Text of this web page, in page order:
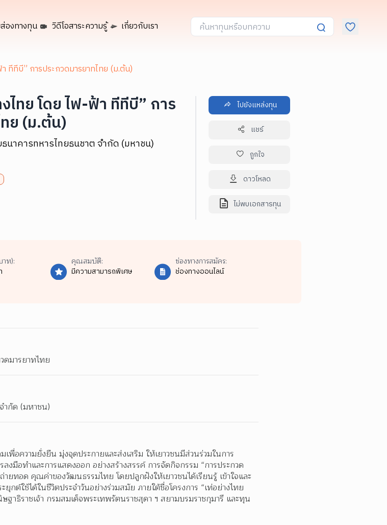
องทางทุน วิดีโอสาระความรู้ เกี่ยวกับเรา
า ทีทีบี” การประกวดมารยาทไทย (ม.ต้น)
ไทย โดย ไฟ-ฟ้า ทีทีบี” การ
ย (ม.ต้น)
นาคารทหารไทยธนชาต จำกัด (มหาชน)
ไปยังแหล่งทุน
แชร์
ถูกใจ
ดาวโหลด
ไม่พบเอกสารทุน
ท):
คุณสมบัติ:
มีความสามารถพิเศษ
ช่องทางการสมัคร:
ช่องทางออนไลน์
ดมารยาทไทย
กัด (มหาชน)
พื่อความยั่งยืน มุ่งจุดประกายและส่งเสริม ให้เยาวชนมีส่วนร่วมในการ
มือทำและการแสดงออก อย่างสร้างสรรค์ การจัดกิจกรรม “การประกวด
ยทอด คุณค่าของวัฒนธรรมไทย โดยปลูกฝังให้เยาวชนได้เรียนรู้ เข้าใจและ
กต์ใช้ได้ในชีวิตประจำวันอย่างร่วมสมัย ภายใต้ชื่อโครงการ “เท่อย่างไทย
าธิราชเจ้า กรมสมเด็จพระเทพรัตนราชสุดา ฯ สยามบรมราชกุมารี และทุน